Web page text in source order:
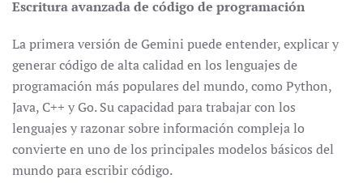
Escritura avanzada de código de programación
La primera versión de Gemini puede entender, explicar y
generar código de alta calidad en los lenguajes de
programación más populares del mundo, como Python,
Java, C++ y Go. Su capacidad para trabajar con los
lenguajes y razonar sobre información compleja lo
convierte en uno de los principales modelos básicos del
mundo para escribir código.